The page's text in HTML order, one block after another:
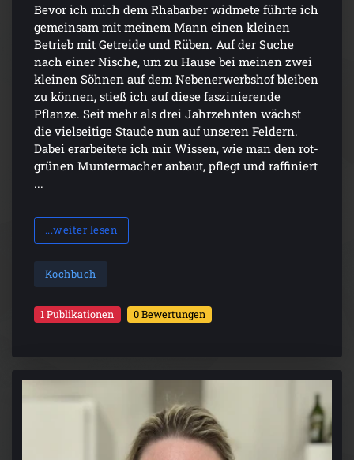
Bevor ich mich dem Rhabarber widmete führte ich
gemeinsam mit meinem Mann einen kleinen
Betrieb mit Getreide und Rüben. Auf der Suche
nach einer Nische, um zu Hause bei meinen zwei
kleinen Söhnen auf dem Nebenerwerbshof bleiben
zu können, stieß ich auf diese faszinierende
Pflanze. Seit mehr als drei Jahrzehnten wächst
die vielseitige Staude nun auf unseren Feldern.
Dabei erarbeitete ich mir Wissen, wie man den rot-
grünen Muntermacher anbaut, pflegt und raffiniert
...
...weiter lesen
Kochbuch
1 Publikationen 0 Bewertungen